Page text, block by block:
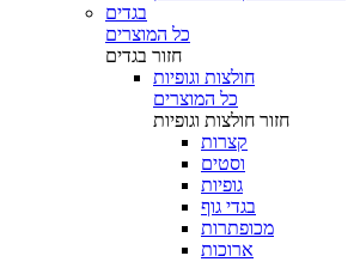
בגדים
כל המוצרים
חזור בגדים
חולצות וגופיות
כל המוצרים
חזור חולצות וגופיות
קצרות
וסטים
גופיות
בגדי גוף
מכופתרות
ארוכות